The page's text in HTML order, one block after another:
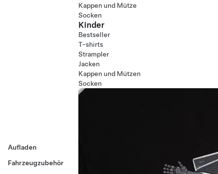
Aufladen
Fahrzeugzubehör
Kappen und Mütze
Socken
Kinder
Bestseller
T-shirts
Strampler
Jacken
Kappen und Mützen
Socken